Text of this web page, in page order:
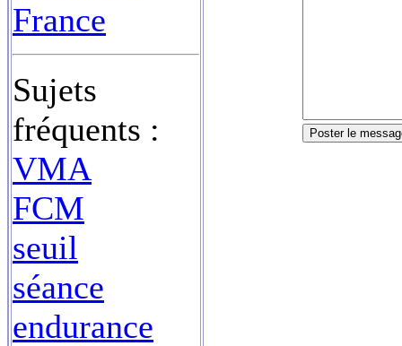
France
Sujets
fréquents :
VMA
FCM
seuil
séance
endurance